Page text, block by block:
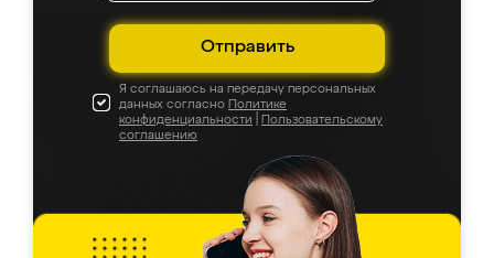
Отправить
Я соглашаюсь на передачу персональных
данных согласно Политике
конфиденциальности
Пользовательскому
соглашению